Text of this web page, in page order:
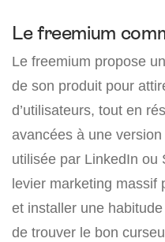
Le freemium
Le freemium propose
de son produit pour
d’utilisateurs, tout en
avancées à une
utilisée par LinkedIn ou
levier marketing massif
et installer une
de trouver le bon